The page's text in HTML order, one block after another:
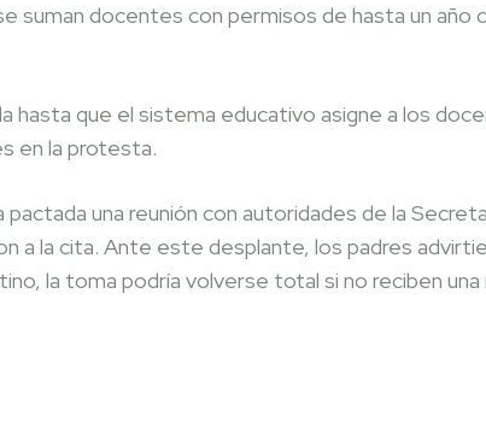
suman docentes con permisos de hasta un año
hasta que el sistema educativo asigne a los
en la protesta.
una reunión con autoridades de la
a la cita. Ante este desplante, los padres
la toma podría volverse total si no reciben